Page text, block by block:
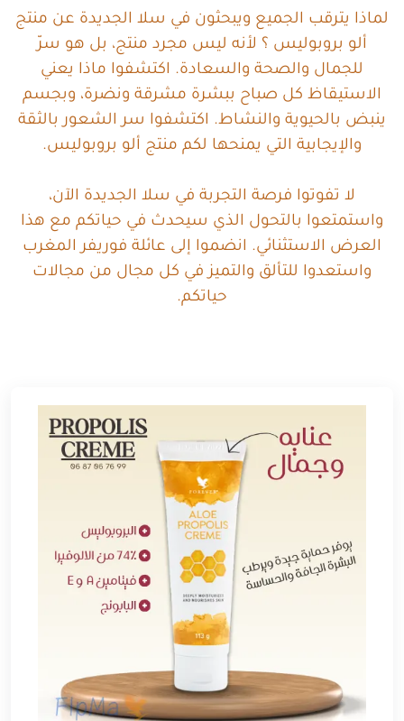
لماذا يترقب الجميع ويبحثون في سلا الجديدة عن منتج
ألو بروبوليس ؟ لأنه ليس مجرد منتج، بل هو سرّ
للجمال والصحة والسعادة. اكتشفوا ماذا يعني
الاستيقاظ كل صباح ببشرة مشرقة ونضرة، وبجسم
ينبض بالحيوية والنشاط. اكتشفوا سر الشعور بالثقة
والإيجابية التي يمنحها لكم منتج ألو بروبوليس.
لا تفوتوا فرصة التجربة في سلا الجديدة الآن،
واستمتعوا بالتحول الذي سيحدث في حياتكم مع هذا
العرض الاستثنائي. انضموا إلى عائلة فوريفر المغرب
واستعدوا للتألق والتميز في كل مجال من مجالات
حياتكم.